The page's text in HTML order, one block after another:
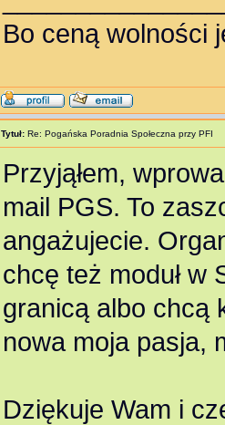
Bo ceną wolności
Tytuł: Re: Pogańska Poradnia Społeczna przy PFI
Przyjąłem,
mail PGS. To
angażujecie.
chcę też moduł w
granicą albo chcą
nowa moja pasja,
Dziękuje Wam i